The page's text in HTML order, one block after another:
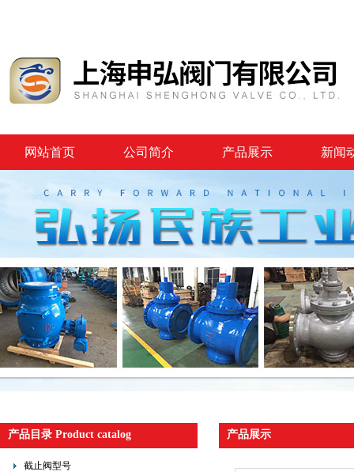
网站首页 公司简介 产品展示 新闻
产品目录 Product catalog
截止阀型号
产品展示